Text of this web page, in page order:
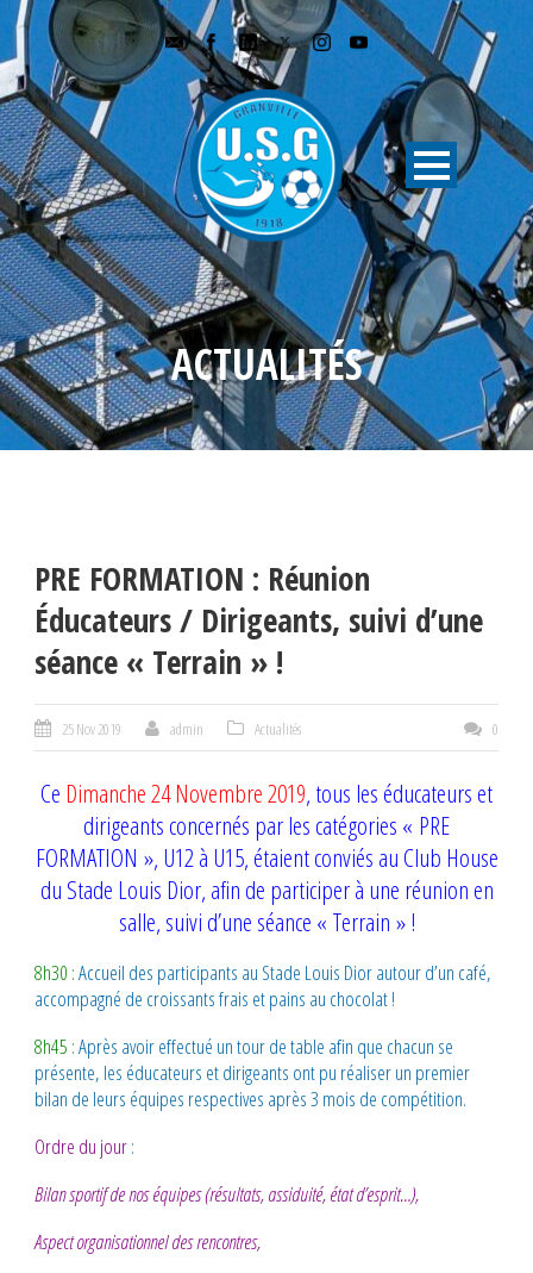
ACTUALITÉS
PRE FORMATION : Réunion
Éducateurs / Dirigeants, suivi d’une
séance « Terrain » !
25 Nov 2019 admin Actualités 0
Ce Dimanche 24 Novembre 2019, tous les éducateurs et
dirigeants concernés par les catégories « PRE
FORMATION », U12 à U15, étaient conviés au Club House
du Stade Louis Dior, afin de participer à une réunion en
salle, suivi d’une séance « Terrain » !
8h30 :Accueil des participants au Stade Louis Dior autour d’un café,
accompagné de croissants frais et pains au chocolat !
8h45 :Après avoir effectué un tour de table afin que chacun se
présente, les éducateurs et dirigeants ont pu réaliser un premier
bilan de leurs équipes respectives après 3 mois de compétition.
Ordre du jour:
Bilan sportif de nos équipes (résultats, assiduité, état d’esprit…),
Aspect organisationnel des rencontres,